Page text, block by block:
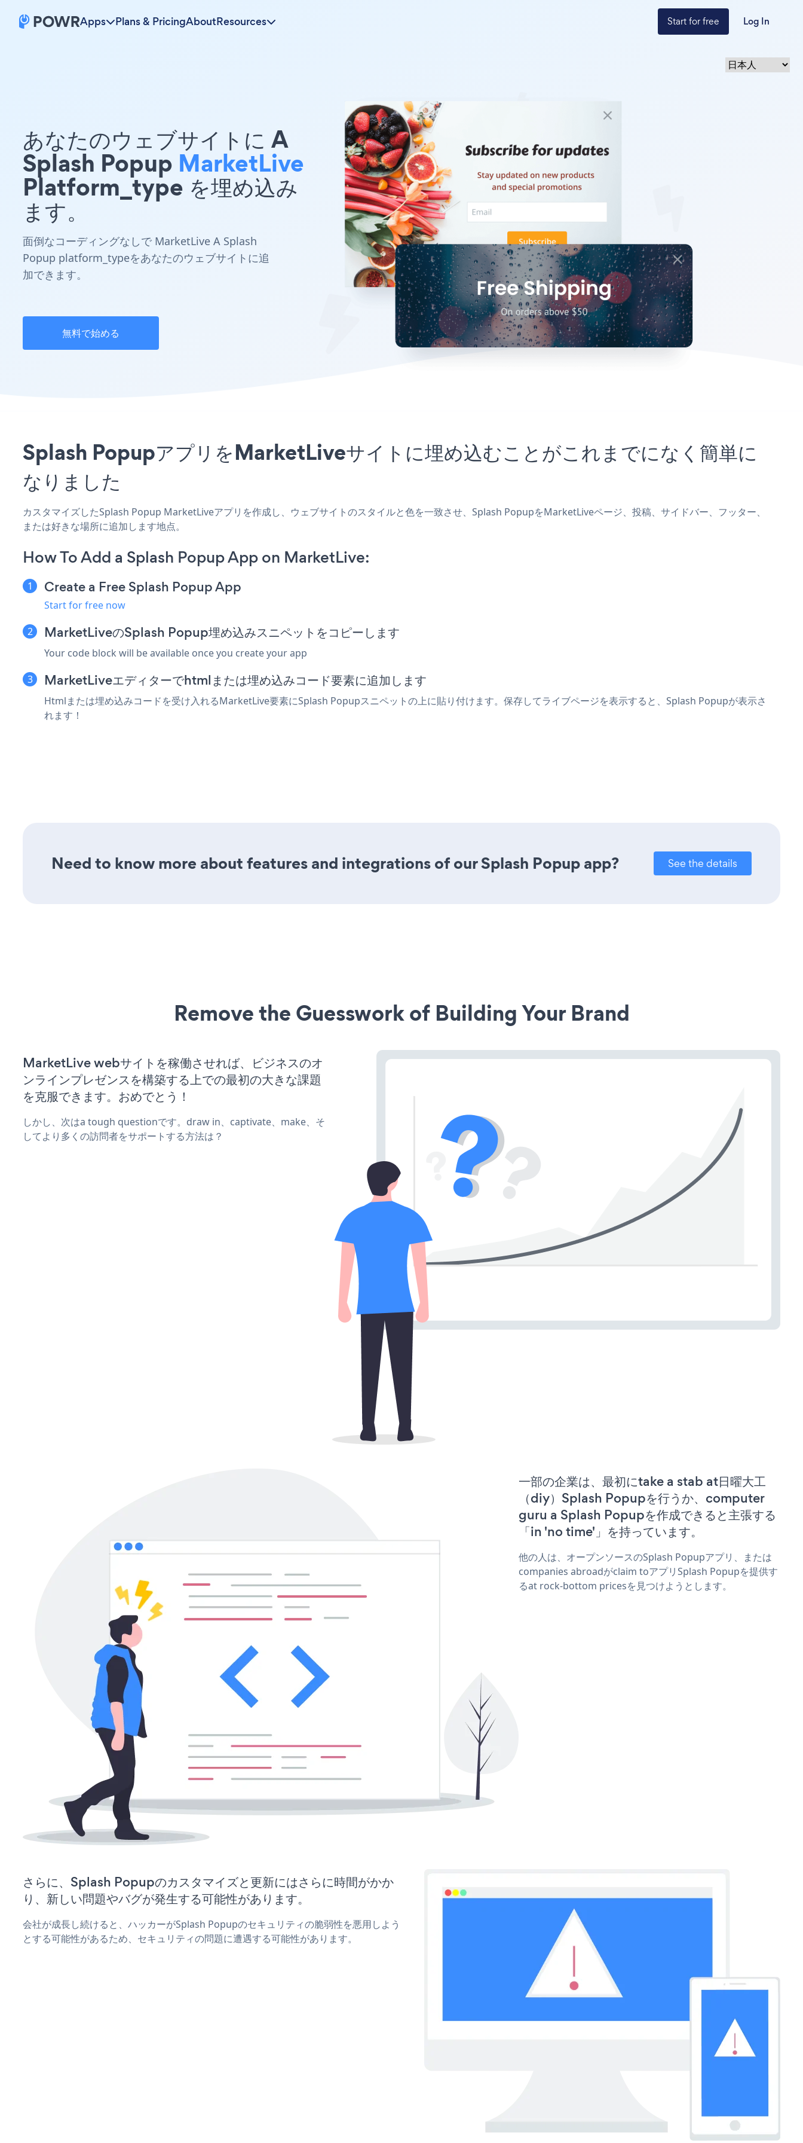
Apps Plans & PricingAboutResources Start for free Log In
あなたのウェブサイトに A
Splash Popup MarketLive
Platform_type を埋め込み
ます。
面倒なコーディングなしで MarketLive A Splash
Popup platform_typeをあなたのウェブサイトに追
加できます。
無料で始める
Splash PopupアプリをMarketLiveサイトに埋め込むことがこれまでになく簡単に
なりました
カスタマイズしたSplash Popup MarketLiveアプリを作成し、ウェブサイトのスタイルと色を一致させ、Splash PopupをMarketLiveページ、投稿、サイドバー、フッター、
または好きな場所に追加します地点。
How To Add a Splash Popup App on MarketLive:
Create a Free Splash Popup App
Start for free now
MarketLiveのSplash Popup埋め込みスニペットをコピーします
Your code block will be available once you create your app
MarketLiveエディターでhtmlまたは埋め込みコード要素に追加します
Htmlまたは埋め込みコードを受け入れるMarketLive要素にSplash Popupスニペットの上に貼り付けます。保存してライブページを表示すると、Splash Popupが表示さ
れます！
Need to know more about features and integrations of our Splash Popup app? See the details
Remove the Guesswork of Building Your Brand
MarketLive webサイトを稼働させれば、ビジネスのオ
ンラインプレゼンスを構築する上での最初の大きな課題
を克服できます。おめでとう！
しかし、次はa tough questionです。draw in、captivate、make、そ
してより多くの訪問者をサポートする方法は？
一部の企業は、最初にtake a stab at日曜大工
（diy）Splash Popupを行うか、computer
guru a Splash Popupを作成できると主張する
「in 'no time'」を持っています。
他の人は、オープンソースのSplash Popupアプリ、または
companies abroadがclaim toアプリSplash Popupを提供す
るat rock-bottom pricesを見つけようとします。
さらに、Splash Popupのカスタマイズと更新にはさらに時間がかか
り、新しい問題やバグが発生する可能性があります。
会社が成長し続けると、ハッカーがSplash Popupのセキュリティの脆弱性を悪用しよう
とする可能性があるため、セキュリティの問題に遭遇する可能性があります。